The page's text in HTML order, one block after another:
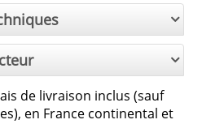
de livraison inclus (sauf
en France continental et